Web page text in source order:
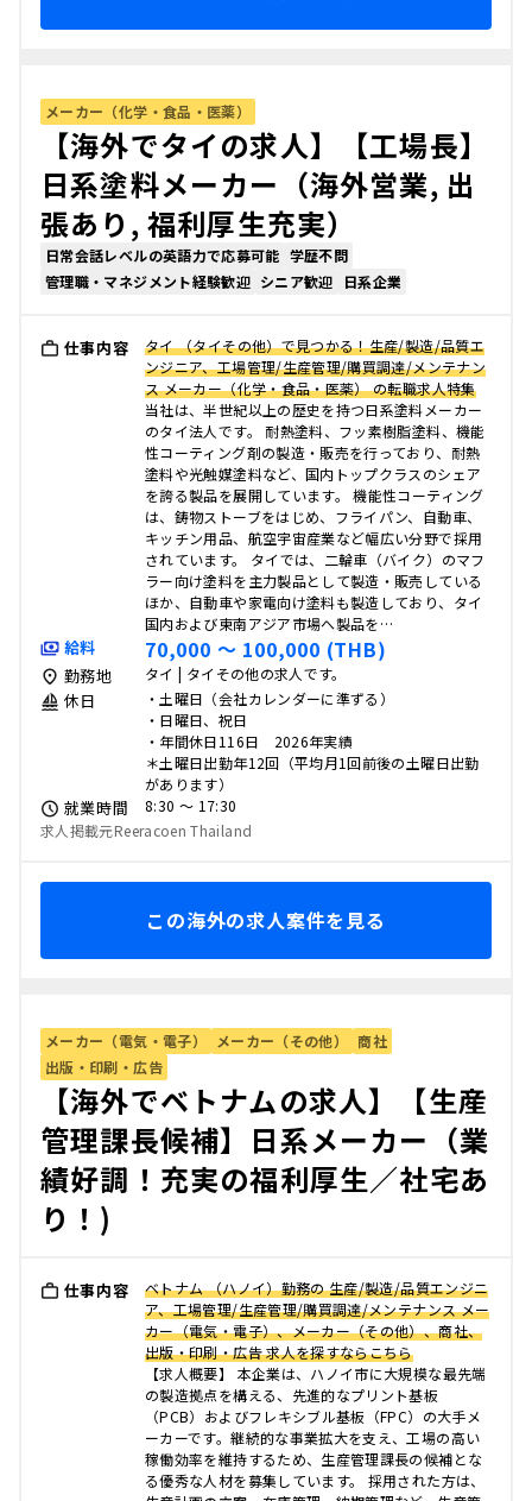
メーカー（化学・食品・医薬）
【海外でタイの求人】【工場長】
日系塗料メーカー（海外営業, 出
張あり, 福利厚生充実）
日常会話レベルの英語力で応募可能 学歴不問
管理職・マネジメント経験歓迎 シニア歓迎 日系企業
仕事内容
タイ （タイその他）で見つかる！生産/製造/品質エ
ンジニア、工場管理/生産管理/購買調達/メンテナン
ス メーカー（化学・食品・医薬） の転職求人特集
当社は、半世紀以上の歴史を持つ日系塗料メーカー
のタイ法人です。 耐熱塗料、フッ素樹脂塗料、機能
性コーティング剤の製造・販売を行っており、耐熱
塗料や光触媒塗料など、国内トップクラスのシェア
を誇る製品を展開しています。 機能性コーティング
は、鋳物ストーブをはじめ、フライパン、自動車、
キッチン用品、航空宇宙産業など幅広い分野で採用
されています。 タイでは、二輪車（バイク）のマフ
ラー向け塗料を主力製品として製造・販売している
ほか、自動車や家電向け塗料も製造しており、タイ
国内および東南アジア市場へ製品を…
給料 70,000 〜 100,000 (THB)
勤務地 タイ | タイその他の求人です。
休日
・土曜日（会社カレンダーに準ずる）
・日曜日、祝日
・年間休日116日 2026年実績
＊土曜日出勤年12回（平均月1回前後の土曜日出勤
があります）
就業時間
8:30 〜 17:30
求人掲載元Reeracoen Thailand
この海外の求人案件を見る
メーカー（電気・電子） メーカー（その他）
商社
出版・印刷・広告
【海外でベトナムの求人】【生産
管理課長候補】日系メーカー（業
績好調！充実の福利厚生／社宅あ
り！)
仕事内容
ベトナム （ハノイ）勤務の 生産/製造/品質エンジニ
ア、工場管理/生産管理/購買調達/メンテナンス メー
カー（電気・電子）、メーカー（その他）、商社、
出版・印刷・広告 求人を探すならこちら
【求人概要】 本企業は、ハノイ市に大規模な最先端
の製造拠点を構える、先進的なプリント基板
（PCB）およびフレキシブル基板（FPC）の大手メ
ーカーです。継続的な事業拡大を支え、工場の高い
稼働効率を維持するため、生産管理課長の候補とな
る優秀な人材を募集しています。 採用された方は、